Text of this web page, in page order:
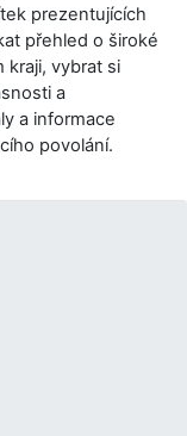
prezentujících
přehled o široké
kraji, vybrat si
a
a informace
povolání.